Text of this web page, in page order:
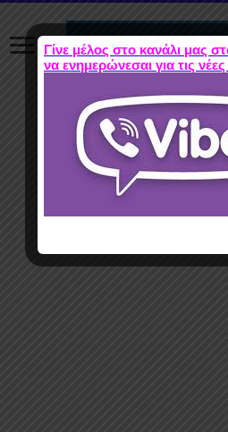
Γίνε μέλος στο κανάλι μας
να ενημερώνεσαι για τις